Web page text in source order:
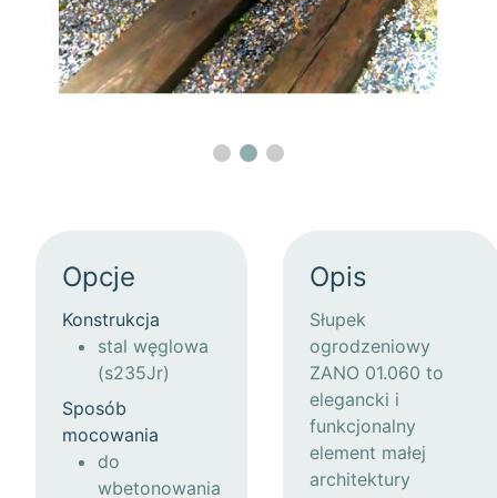
Opcje
Konstrukcja
stal węglowa
(s235Jr)
Sposób
mocowania
do
wbetonowania
Opis
Słupek
ogrodzeniowy
ZANO 01.060 to
elegancki i
funkcjonalny
element małej
architektury